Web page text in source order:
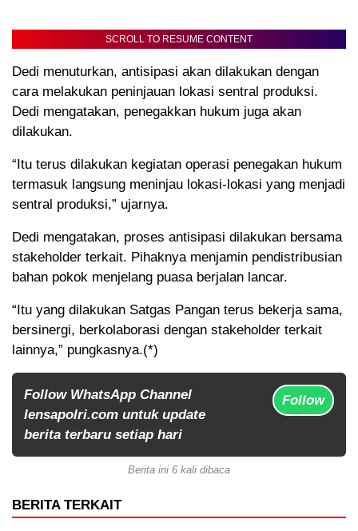
SCROLL TO RESUME CONTENT
Dedi menuturkan, antisipasi akan dilakukan dengan
cara melakukan peninjauan lokasi sentral produksi.
Dedi mengatakan, penegakkan hukum juga akan
dilakukan.
“Itu terus dilakukan kegiatan operasi penegakan hukum
termasuk langsung meninjau lokasi-lokasi yang menjadi
sentral produksi,” ujarnya.
Dedi mengatakan, proses antisipasi dilakukan bersama
stakeholder terkait. Pihaknya menjamin pendistribusian
bahan pokok menjelang puasa berjalan lancar.
“Itu yang dilakukan Satgas Pangan terus bekerja sama,
bersinergi, berkolaborasi dengan stakeholder terkait
lainnya,” pungkasnya.(*)
Follow WhatsApp Channel
lensapolri.com untuk update
berita terbaru setiap hari
Follow
Berita ini 6 kali dibaca
BERITA TERKAIT